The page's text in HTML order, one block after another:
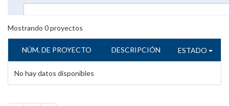
Mostrando 0proyectos
NÚM. DE PROYECTO DESCRIPCIÓN ESTADO
No hay datos disponibles